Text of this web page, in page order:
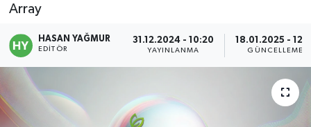
Array
HASAN YAĞMUR
EDITÖR
31.12.2024 - 10:20
YAYINLANMA
18.01.2025 -
GÜNCELLEME
Gündem
Kadın
Magazin
TFF 3.Lig 2.Grup Puan Durumu ve Fikstür
Tüm Manşetler
Haber Arşivi